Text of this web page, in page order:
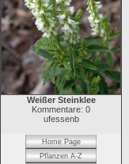
Weißer Steinklee
Kommentare: 0
ufessenb
Home Page
Pflanzen A-Z